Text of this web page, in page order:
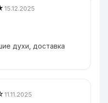
15.12.2025
духи, доставка
11.11.2025